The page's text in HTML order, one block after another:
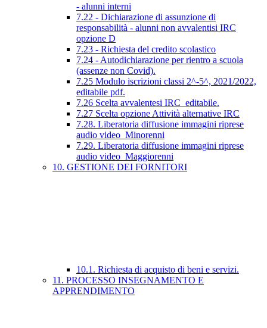
- alunni interni
7.22 - Dichiarazione di assunzione di
responsabilità - alunni non avvalentisi IRC
opzione D
7.23 - Richiesta del credito scolastico
7.24 - Autodichiarazione per rientro a scuola
(assenze non Covid).
7.25 Modulo iscrizioni classi 2^-5^, 2021/2022,
editabile pdf.
7.26 Scelta avvalentesi IRC_editabile.
7.27 Scelta opzione Attività alternative IRC
7.28. Liberatoria diffusione immagini riprese
audio video_Minorenni
7.29. Liberatoria diffusione immagini riprese
audio video_Maggiorenni
10. GESTIONE DEI FORNITORI
10.1. Richiesta di acquisto di beni e servizi.
11. PROCESSO INSEGNAMENTO E
APPRENDIMENTO